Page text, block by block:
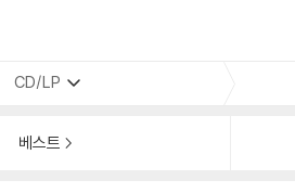
CD/LP
베스트